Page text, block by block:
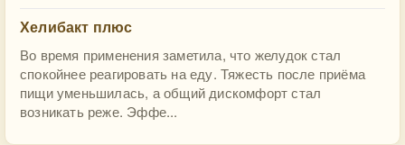
Хелибакт плюс
Во время применения заметила, что желудок стал
спокойнее реагировать на еду. Тяжесть после приёма
пищи уменьшилась, а общий дискомфорт стал
возникать реже. Эффе...